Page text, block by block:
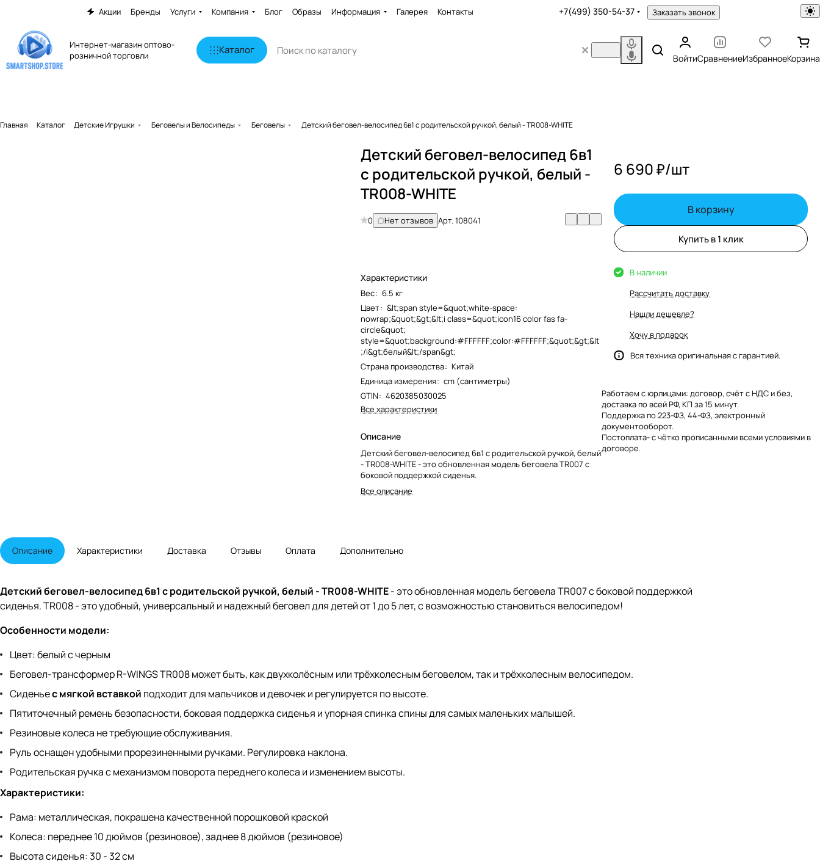
Акции Бренды Услуги Компания Блог Образы Информация Галерея Контакты +7(499) 350-54-37 Заказать звонок
Интернет-магазин оптово-
розничной торговли
Каталог
ВойтиСравнениеИзбранноеКорзина
Главная Каталог Детские Игрушки Беговелы и Велосипеды Беговелы Детский беговел-велосипед 6в1 с родительской ручкой, белый - TR008-WHITE
Детский беговел-велосипед 6в1
с родительской ручкой, белый -
TR008-WHITE
0 Нет отзывов Арт.108041
Характеристики
Вес: 6.5 кг
Цвет: &lt;span style=&quot;white-space:
nowrap;&quot;&gt;&lt;i class=&quot;icon16 color fas fa-
circle&quot;
style=&quot;background:#FFFFFF;color:#FFFFFF;&quot;&gt;&lt
;/i&gt;белый&lt;/span&gt;
Страна производства: Китай
Единица измерения: cm (сантиметры)
GTIN: 4620385030025
Все характеристики
Описание
Детский беговел-велосипед 6в1 с родительской ручкой, белый
- TR008-WHITE - это обновленная модель беговела TR007 с
боковой поддержкой сиденья.
Все описание
6 690 ₽/шт
В корзину
Купить в 1 клик
В наличии
Рассчитать доставку
Нашли дешевле?
Хочу в подарок
Вся техника оригинальная с гарантией.
Работаем с юрлицами: договор, счёт с НДС и без,
доставка по всей РФ, КП за 15 минут.
Поддержка по 223-ФЗ, 44-ФЗ, электронный
документооборот.
Постоплата- с чётко прописанными всеми условиями в
договоре.
Описание Характеристики Доставка Отзывы Оплата Дополнительно
Детский беговел-велосипед 6в1 с родительской ручкой, белый - TR008-WHITE- это обновленная модель беговела TR007 с боковой поддержкой
сиденья. TR008 - это удобный, универсальный и надежный беговел для детей от 1 до 5 лет, с возможностью становиться велосипедом!
Особенности модели:
Цвет: белый с черным
Беговел-трансформер R-WINGS TR008 может быть, как двухколёсным или трёхколесным беговелом, так и трёхколесным велосипедом.
Сиденьес мягкой вставкой подходит для мальчиков и девочек и регулируется по высоте.
Пятиточечный ремень безопасности, боковая поддержка сиденья и упорная спинка спины для самых маленьких малышей.
Резиновые колеса не требующие обслуживания.
Руль оснащен удобными прорезиненными ручками. Регулировка наклона.
Родительская ручка с механизмом поворота переднего колеса и изменением высоты.
Характеристики:
Рама: металлическая, покрашена качественной порошковой краской
Колеса: переднее 10 дюймов (резиновое), заднее 8 дюймов (резиновое)
Высота сиденья: 30 - 32 см